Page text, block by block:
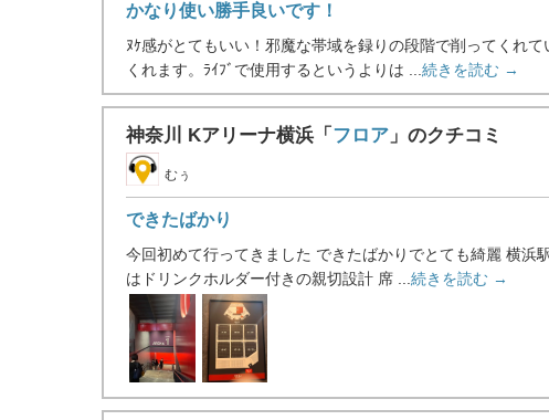
かなり使い勝手良いです！
ﾇｹ感がとてもいい！邪魔な帯域を録りの段階で削ってくれ
くれます。ﾗｲﾌﾞで使用するというよりは ... 続きを読む →
神奈川 Kアリーナ横浜「 フロア 」のクチコミ
むぅ
できたばかり
今回初めて行ってきました できたばかりでとても綺麗 横
はドリンクホルダー付きの親切設計 席 ... 続きを読む →